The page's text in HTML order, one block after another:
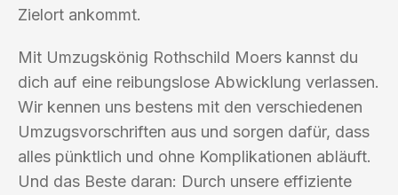
Zielort ankommt.
Mit Umzugskönig Rothschild Moers kannst du
dich auf eine reibungslose Abwicklung verlassen.
Wir kennen uns bestens mit den verschiedenen
Umzugsvorschriften aus und sorgen dafür, dass
alles pünktlich und ohne Komplikationen abläuft.
Und das Beste daran: Durch unsere effiziente